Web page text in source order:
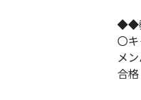
◆◆
〇
メ
合